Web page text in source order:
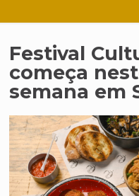
Festival
começa
semana em